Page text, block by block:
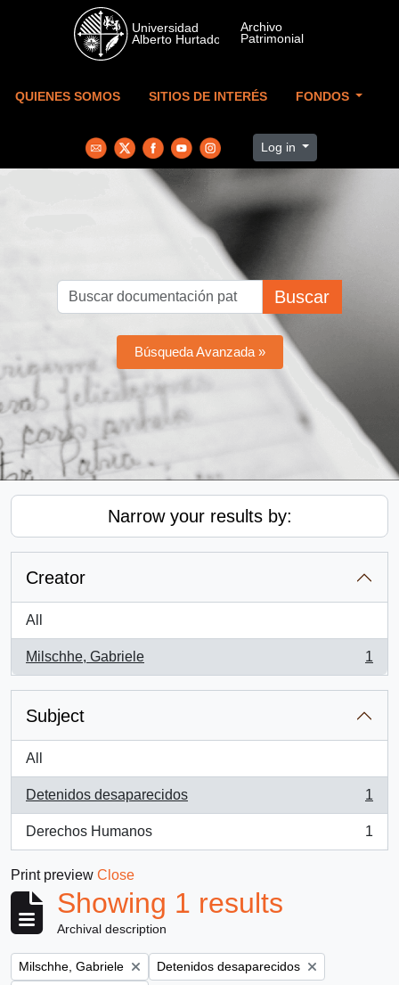
Skip to main content
QUIENES SOMOS SITIOS DE INTERÉS FONDOS
Log in
Buscar
Búsqueda Avanzada »
Narrow your results by:
Creator
All
Milschhe, Gabriele
, 1 results
1
Subject
All
Detenidos desaparecidos
, 1 results
1
Derechos Humanos
, 1 results
1
Print preview Close
Showing 1 results
Archival description
Remove filter:
Milschhe, Gabriele Remove filter:
Detenidos desaparecidos